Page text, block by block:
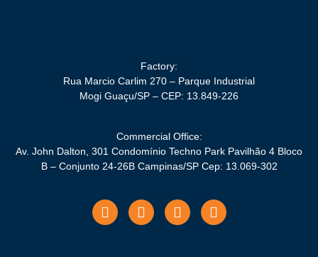
Factory:
Rua Marcio Carlim 270 – Parque Industrial
Mogi Guaçu/SP – CEP: 13.849-226
Commercial Office:
Av. John Dalton, 301 Condomínio Techno Park Pavilhão 4 Bloco
B – Conjunto 24-26B Campinas/SP Cep: 13.069-302